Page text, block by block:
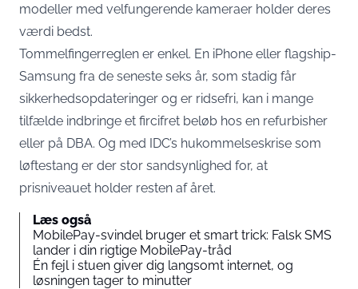
modeller med velfungerende kameraer holder deres
værdi bedst.
Tommelfingerreglen er enkel. En iPhone eller flagship-
Samsung fra de seneste seks år, som stadig får
sikkerhedsopdateringer og er ridsefri, kan i mange
tilfælde indbringe et fircifret beløb hos en refurbisher
eller på DBA. Og med IDC’s hukommelseskrise som
løftestang er der stor sandsynlighed for, at
prisniveauet holder resten af året.
Læs også
MobilePay-svindel bruger et smart trick: Falsk SMS
lander i din rigtige MobilePay-tråd
Én fejl i stuen giver dig langsomt internet, og
løsningen tager to minutter